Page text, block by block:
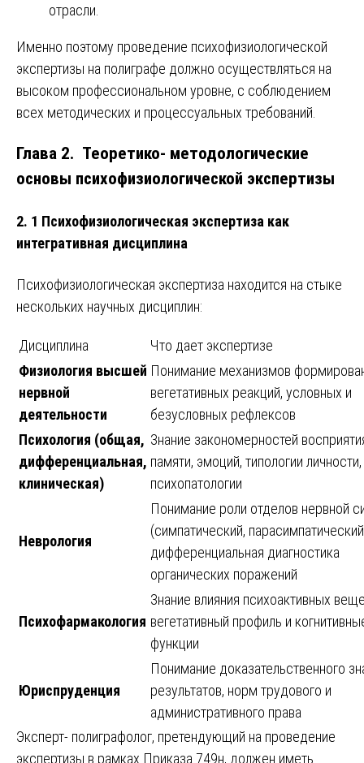
отрасли.
Именно поэтому проведение психофизиологической
экспертизы на полиграфе должно осуществляться на
высоком профессиональном уровне, с соблюдением
всех методических и процессуальных требований.
Глава 2. Теоретико- методологические
основы психофизиологической экспертизы
2. 1 Психофизиологическая экспертиза как
интегративная дисциплина
Психофизиологическая экспертиза находится на стыке
нескольких научных дисциплин:
Дисциплина
Что дает экспертизе
Физиология высшей
нервной
деятельности
Понимание механизмов
вегетативных реакций, условных и
безусловных рефлексов
Психология (общая,
дифференциальная,
клиническая)
Знание закономерностей
памяти, эмоций, типологии личности,
психопатологии
Неврология
Понимание роли отделов нервной
(симпатический,
дифференциальная диагностика
органических поражений
Психофармакология
Знание влияния психоактивных
вегетативный профиль и
функции
Юриспруденция
Понимание доказательственного
результатов, норм трудового и
административного права
Эксперт- полиграфолог, претендующий на проведение
экспертизы в рамках Приказа 749н, должен иметь